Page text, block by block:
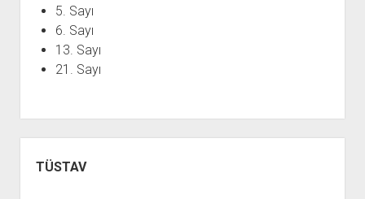
FİDEF KİTAPLIĞI
5. Sayı
6. Sayı
13. Sayı
21. Sayı
Menü
TÜSTAV